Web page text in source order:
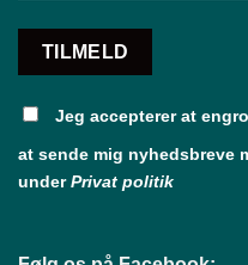
Jeg accepterer at
at sende mig nyhedsbreve
underPrivat politik